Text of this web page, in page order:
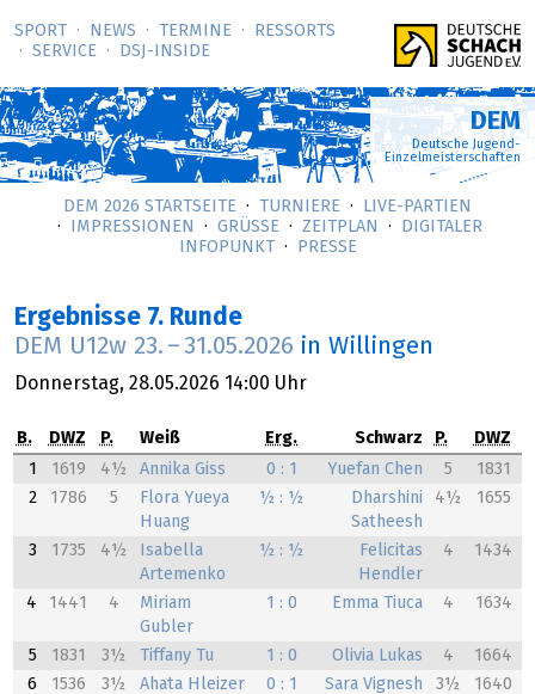
SPORT NEWS TERMINE
RESSORTS
SERVICE
DSJ-­INSIDE
DEM
Deutsche Jugend-
Einzelmeisterschaften
DEM 2026 STARTSEITE TURNIERE
LIVE-PARTIEN
IMPRESSIONEN
GRÜSSE ZEITPLAN
DIGITALER
INFOPUNKT
PRESSE
Ergebnisse 7. Runde
DEM U12w 23. – 31.05.2026 in Willingen
Donnerstag, 28.05.2026 14:00 Uhr
B. DWZ P. Weiß Erg. Schwarz P.
DWZ
1
1619 4½ Annika Giss 0 : 1 Yuefan Chen 5
1831
2
1786 5
Flora Yueya
Huang
½ : ½
Dharshini
Satheesh
4½ 1655
3 1735 4½
Isabella
Artemenko
½ : ½
Felicitas
Hendler
4 1434
4 1441 4
Miriam
Gubler
1 : 0 Emma Tiuca 4 1634
5 1831 3½ Tiffany Tu 1 : 0 Olivia Lukas 4
1664
6
1536 3½ Ahata Hleizer 0 : 1 Sara Vignesh 3½
1640